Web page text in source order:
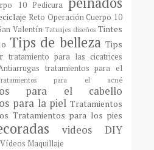
10 Pedicura
Reto Operación Cuerpo 10
Valentín Tatuajes diseños Tintes
Tips de belleza Tips
tratamiento para las cicatrices
tratamientos para el
para el acné
para el cabello
para la piel Tratamientos
Tratamientos para los pies
videos DIY
Vídeos Maquillaje